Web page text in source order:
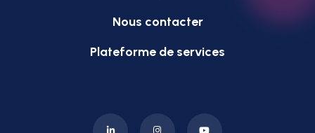
Nous contacter
Plateforme de services